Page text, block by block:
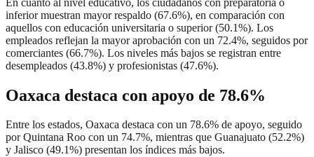
inferior muestran mayor respaldo (67.6%), en comparación con
aquellos con educación universitaria o superior (50.1%). Los
empleados reflejan la mayor aprobación con un 72.4%, seguidos por
comerciantes (66.7%). Los niveles más bajos se registran entre
desempleados (43.8%) y profesionistas (47.6%).
Oaxaca destaca con apoyo de 78.6%
Entre los estados, Oaxaca destaca con un 78.6% de apoyo, seguido
por Quintana Roo con un 74.7%, mientras que Guanajuato (52.2%)
y Jalisco (49.1%) presentan los índices más bajos.